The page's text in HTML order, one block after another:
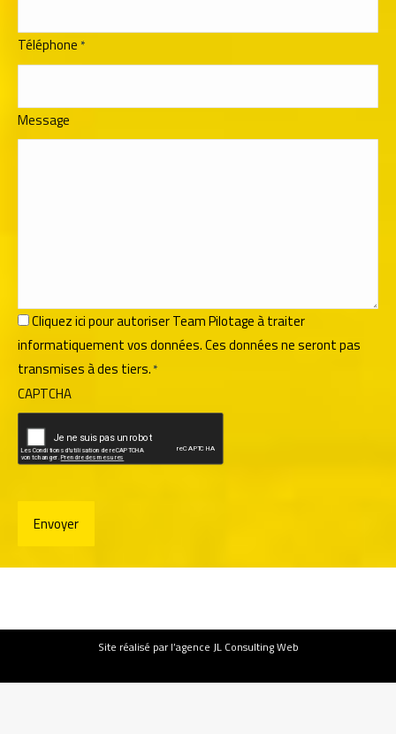
Téléphone *
Message
RGPD
*
Cliquez ici pour autoriser Team Pilotage à traiter
informatiquement vos données. Ces données ne seront pas
transmises à des tiers.*
CAPTCHA
Site réalisé par l’agence JL Consulting Web